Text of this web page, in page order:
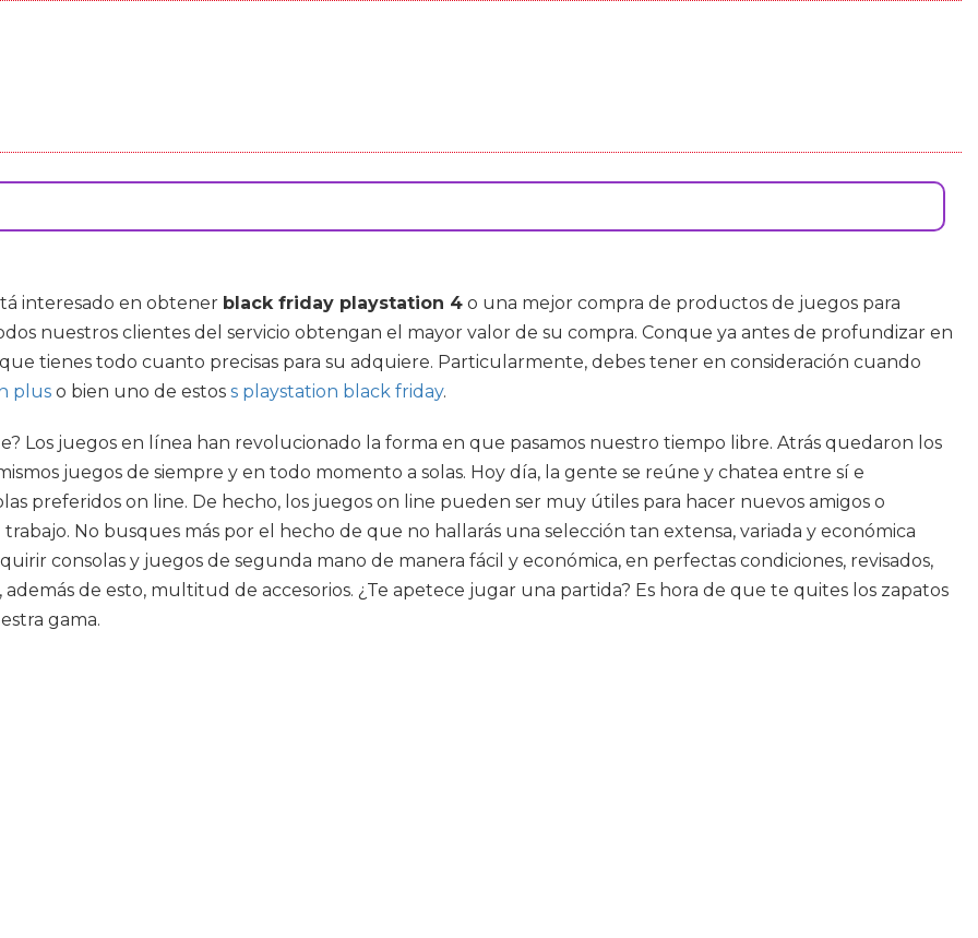
interesado en obtener black friday playstation 4 o una mejor compra de productos de juegos para
nuestros clientes del servicio obtengan el mayor valor de su compra. Conque ya antes de profundizar en
tienes todo cuanto precisas para su adquiere. Particularmente, debes tener en consideración cuando
plus o bien uno de estos s playstation black friday.
Los juegos en línea han revolucionado la forma en que pasamos nuestro tiempo libre. Atrás quedaron los
juegos de siempre y en todo momento a solas. Hoy día, la gente se reúne y chatea entre sí e
preferidos on line. De hecho, los juegos on line pueden ser muy útiles para hacer nuevos amigos o
No busques más por el hecho de que no hallarás una selección tan extensa, variada y económica
consolas y juegos de segunda mano de manera fácil y económica, en perfectas condiciones, revisados,
de esto, multitud de accesorios. ¿Te apetece jugar una partida? Es hora de que te quites los zapatos
gama.